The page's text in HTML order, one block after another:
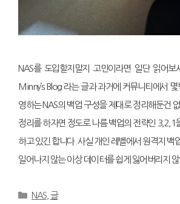
NAS를 도입할지말지 고민이라면 일단 읽어
Minny’s Blog 라는 글과 과거에 커뮤니티에서
영하는 NAS의 백업 구성을 제대로 정리해둔건
정리를 하자면 정도로 나름 백업의 전략인
하고 있긴 합니다. 사실 개인 레벨에서 원격지 백
일어나지 않는 이상 데이터를 쉽게 잃어버리지
Categories
NAS, 글